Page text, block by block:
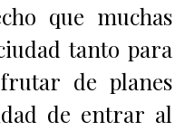
que muchas
tanto para
de planes
de entrar al